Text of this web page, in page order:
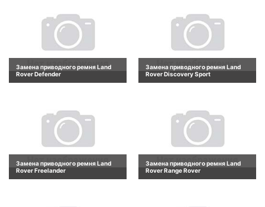
Замена приводного ремня Land
Rover Defender
Замена приводного ремня Land
Rover Discovery Sport
Замена приводного ремня Land
Rover Freelander
Замена приводного ремня Land
Rover Range Rover